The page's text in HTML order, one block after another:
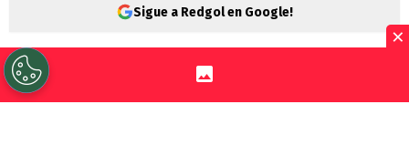
Sigue a Redgol en Google!
Laselección chilenano tiene entrenador,
×